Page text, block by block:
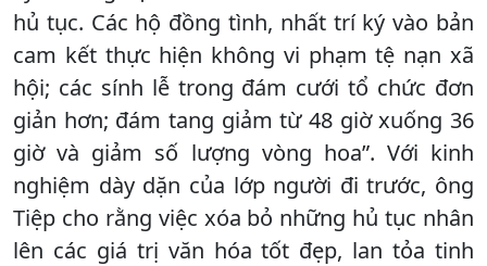
hủ tục. Các hộ đồng tình, nhất trí ký vào bản
cam kết thực hiện không vi phạm tệ nạn xã
hội; các sính lễ trong đám cưới tổ chức đơn
giản hơn; đám tang giảm từ 48 giờ xuống 36
giờ và giảm số lượng vòng hoa”. Với kinh
nghiệm dày dặn của lớp người đi trước, ông
Tiệp cho rằng việc xóa bỏ những hủ tục nhân
lên các giá trị văn hóa tốt đẹp, lan tỏa tinh